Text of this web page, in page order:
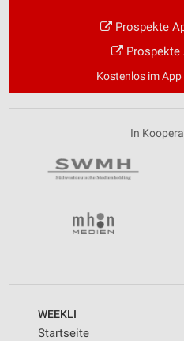
Prospekte
Prospekte
Kostenlos im
In
WEEKLI
Startseite